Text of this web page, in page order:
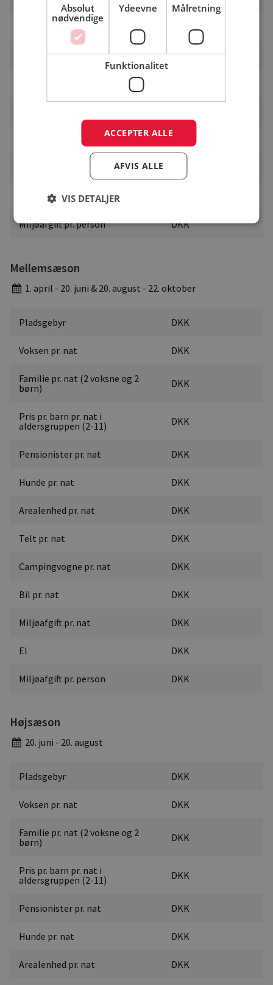
Hunde pr. nat
Arealenhed pr. nat DKK
DKK
Miljøafgift pr. person DKK
Mellemsæson
1. april - 20. juni & 20. august - 22. oktober
Pladsgebyr DKK
Voksen pr. nat DKK
Familie pr. nat (2 voksne og 2
børn)
DKK
Pris pr. barn pr. nat i
aldersgruppen (2-11)
DKK
Pensionister pr. nat DKK
Hunde pr. nat DKK
Arealenhed pr. nat DKK
Telt pr. nat DKK
Campingvogne pr. nat DKK
Bil pr. nat DKK
Miljøafgift pr. nat DKK
El DKK
Miljøafgift pr. person DKK
Højsæson
20. juni - 20. august
Pladsgebyr DKK
Voksen pr. nat DKK
Familie pr. nat (2 voksne og 2
børn)
DKK
Pris pr. barn pr. nat i
aldersgruppen (2-11)
DKK
Pensionister pr. nat DKK
Hunde pr. nat DKK
Arealenhed pr. nat DKK
Absolut
nødvendige
Ydeevne Målretning
Funktionalitet
ACCEPTER ALLE
AFVIS ALLE
VIS DETALJER